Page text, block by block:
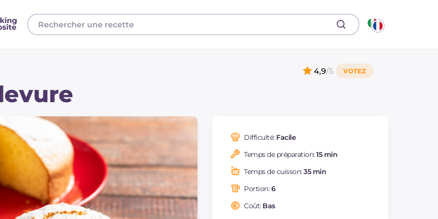
4,9/5
Difficulté: Facile
Temps de préparation:15 min
Temps de cuisson:35 min
Portion:6
Coût: Bas